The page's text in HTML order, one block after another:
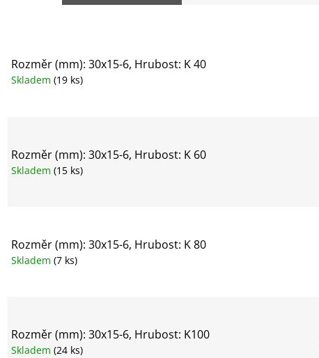
Rozměr (mm): 30x15-6, Hrubost: K 40
Skladem (19 ks)
Rozměr (mm): 30x15-6, Hrubost: K 60
Skladem (15 ks)
Rozměr (mm): 30x15-6, Hrubost: K 80
Skladem (7 ks)
Rozměr (mm): 30x15-6, Hrubost: K100
Skladem (24 ks)